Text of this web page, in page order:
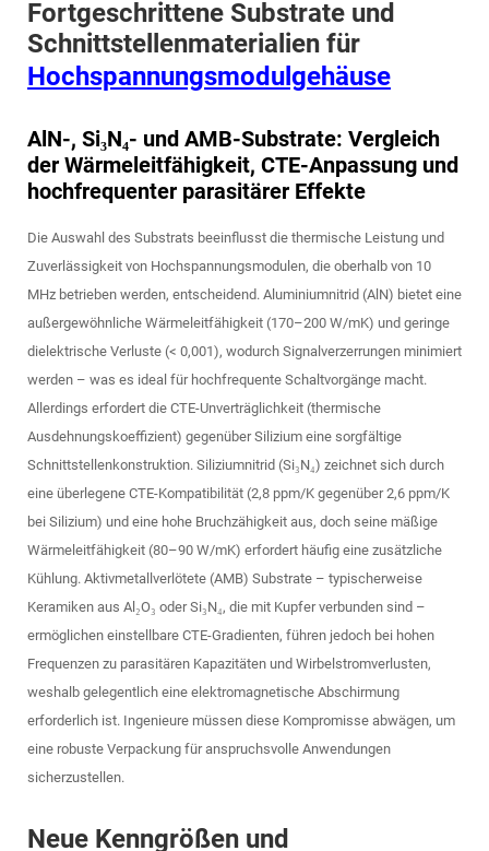
Fortgeschrittene Substrate und
Schnittstellenmaterialien für
Hochspannungsmodulgehäuse
AlN-, Si₃N₄- und AMB-Substrate: Vergleich
der Wärmeleitfähigkeit, CTE-Anpassung und
hochfrequenter parasitärer Effekte
Die Auswahl des Substrats beeinflusst die thermische Leistung und
Zuverlässigkeit von Hochspannungsmodulen, die oberhalb von 10
MHz betrieben werden, entscheidend. Aluminiumnitrid (AlN) bietet eine
außergewöhnliche Wärmeleitfähigkeit (170–200 W/mK) und geringe
dielektrische Verluste (< 0,001), wodurch Signalverzerrungen minimiert
werden – was es ideal für hochfrequente Schaltvorgänge macht.
Allerdings erfordert die CTE-Unverträglichkeit (thermische
Ausdehnungskoeffizient) gegenüber Silizium eine sorgfältige
Schnittstellenkonstruktion. Siliziumnitrid (Si₃N₄) zeichnet sich durch
eine überlegene CTE-Kompatibilität (2,8 ppm/K gegenüber 2,6 ppm/K
bei Silizium) und eine hohe Bruchzähigkeit aus, doch seine mäßige
Wärmeleitfähigkeit (80–90 W/mK) erfordert häufig eine zusätzliche
Kühlung. Aktivmetallverlötete (AMB) Substrate – typischerweise
Keramiken aus Al₂O₃ oder Si₃N₄, die mit Kupfer verbunden sind –
ermöglichen einstellbare CTE-Gradienten, führen jedoch bei hohen
Frequenzen zu parasitären Kapazitäten und Wirbelstromverlusten,
weshalb gelegentlich eine elektromagnetische Abschirmung
erforderlich ist. Ingenieure müssen diese Kompromisse abwägen, um
eine robuste Verpackung für anspruchsvolle Anwendungen
sicherzustellen.
Neue Kenngrößen und